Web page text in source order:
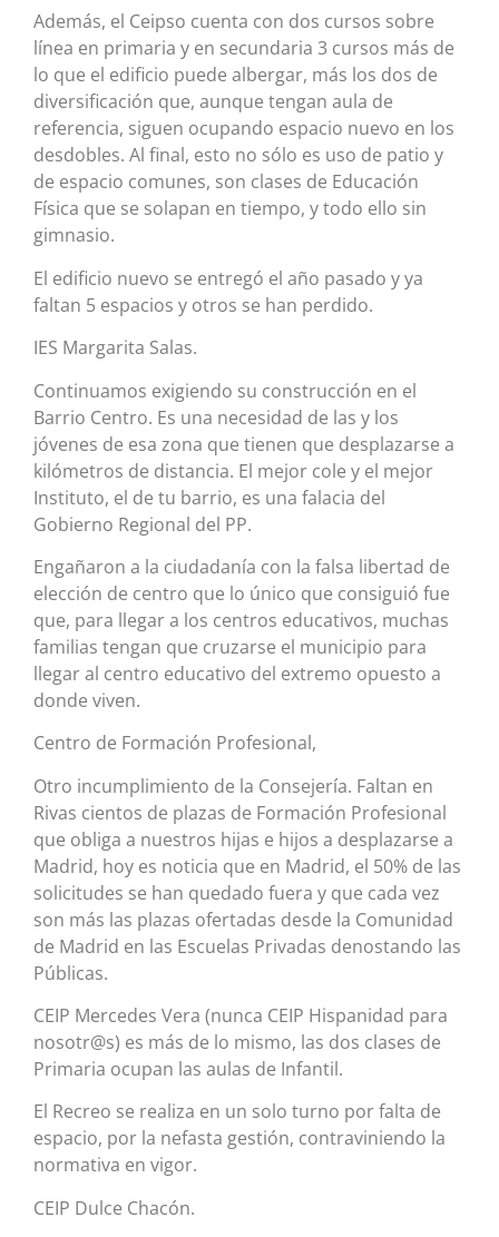
Además, el Ceipso cuenta con dos cursos sobre
línea en primaria y en secundaria 3 cursos más de
lo que el edificio puede albergar, más los dos de
diversificación que, aunque tengan aula de
referencia, siguen ocupando espacio nuevo en los
desdobles. Al final, esto no sólo es uso de patio y
de espacio comunes, son clases de Educación
Física que se solapan en tiempo, y todo ello sin
gimnasio.
El edificio nuevo se entregó el año pasado y ya
faltan 5 espacios y otros se han perdido.
IES Margarita Salas.
Continuamos exigiendo su construcción en el
Barrio Centro. Es una necesidad de las y los
jóvenes de esa zona que tienen que desplazarse a
kilómetros de distancia. El mejor cole y el mejor
Instituto, el de tu barrio, es una falacia del
Gobierno Regional del PP.
Engañaron a la ciudadanía con la falsa libertad de
elección de centro que lo único que consiguió fue
que, para llegar a los centros educativos, muchas
familias tengan que cruzarse el municipio para
llegar al centro educativo del extremo opuesto a
donde viven.
Centro de Formación Profesional,
Otro incumplimiento de la Consejería. Faltan en
Rivas cientos de plazas de Formación Profesional
que obliga a nuestros hijas e hijos a desplazarse a
Madrid, hoy es noticia que en Madrid, el 50% de las
solicitudes se han quedado fuera y que cada vez
son más las plazas ofertadas desde la Comunidad
de Madrid en las Escuelas Privadas denostando las
Públicas.
CEIP Mercedes Vera (nunca CEIP Hispanidad para
nosotr@s) es más de lo mismo, las dos clases de
Primaria ocupan las aulas de Infantil.
El Recreo se realiza en un solo turno por falta de
espacio, por la nefasta gestión, contraviniendo la
normativa en vigor.
CEIP Dulce Chacón.